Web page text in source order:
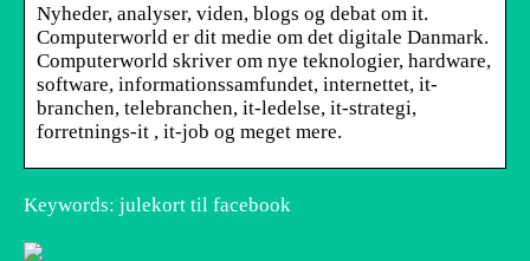
Nyheder, analyser, viden, blogs og debat om it.
Computerworld er dit medie om det digitale Danmark.
Computerworld skriver om nye teknologier, hardware,
software, informationssamfundet, internettet, it-
branchen, telebranchen, it-ledelse, it-strategi,
forretnings-it , it-job og meget mere.
Keywords: julekort til facebook